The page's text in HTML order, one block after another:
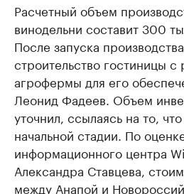
Расчетный объем
винодельни составит 300
После запуска
строительство гостиницы
агрофермы для его
Леонид Фадеев. Объем
уточнил, ссылаясь на то,
начальной стадии. По
информационного центра
Александра Ставцева,
между Анапой и